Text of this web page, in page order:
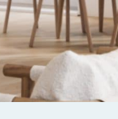
vooral iemand die met